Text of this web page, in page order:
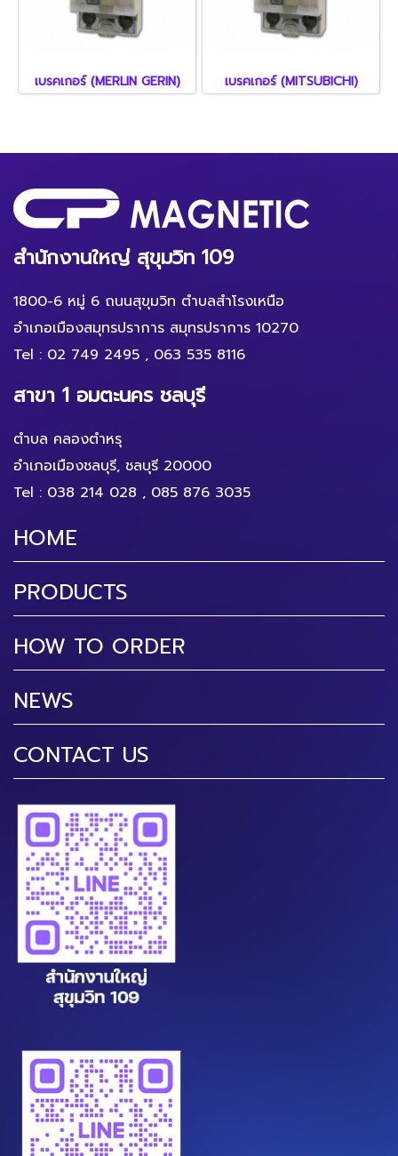
เบรคเกอร์ (MERLIN GERIN) เบรคเกอร์ (MITSUBICHI)
สำนักงานใหญ่ สุขุมวิท 109
1800-6 หมู่ 6 ถนนสุขุมวิท ตำบลสำโรงเหนือ
อำเภอเมืองสมุทรปราการ สมุทรปราการ 10270
Tel : 02 749 2495 , 063 535 8116
สาขา 1 อมตะนคร ชลบุรี
ตำบล คลองตำหรุ
อำเภอเมืองชลบุรี, ชลบุรี 20000
Tel : 038 214 028 , 085 876 3035
HOME
PRODUCTS
HOW TO ORDER
NEWS
CONTACT US